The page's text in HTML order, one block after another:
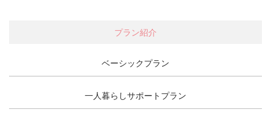
プラン紹介
ベーシックプラン
一人暮らしサポートプラン